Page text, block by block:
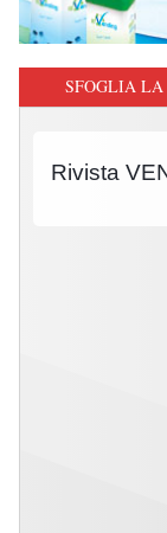
SFOGLIA LA